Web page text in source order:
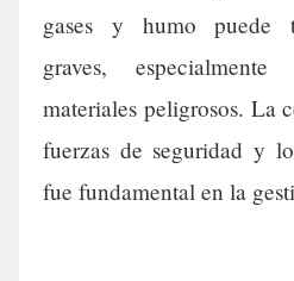
gases y humo puede
graves,
materiales peligrosos. La
fuerzas de seguridad y
fue fundamental en la